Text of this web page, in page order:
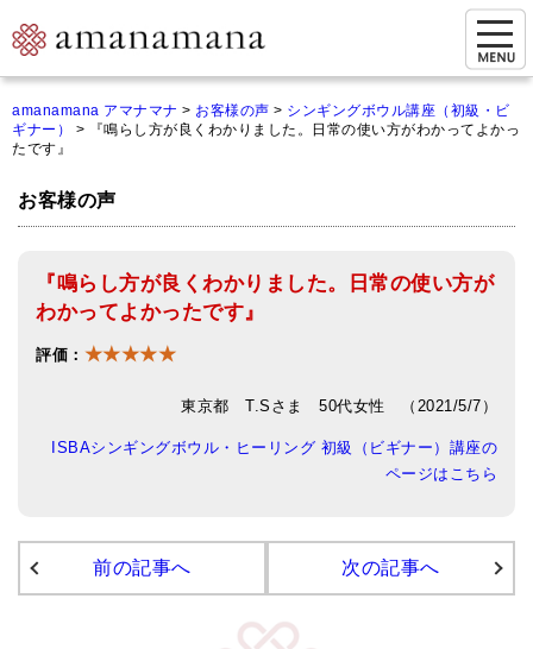
マイページ
ご来店予約（実店舗）
オンライン相談&購入
アマナマナのシンギングボウル
チベット・シンギングボウル
amanamana アマナマナ > お客様の声 > シンギングボウル講座（初級・ビ
ギナー）
>
『鳴らし方が良くわかりました。日常の使い方がわかってよかっ
たです』
お客様の声
『鳴らし方が良くわかりました。日常の使い方が
わかってよかったです』
評価： ★★★★★
東京都 T.Sさま 50代女性 （2021/5/7）
ISBAシンギングボウル・ヒーリング 初級（ビギナー）講座の
ページはこちら
前の記事へ 次の記事へ